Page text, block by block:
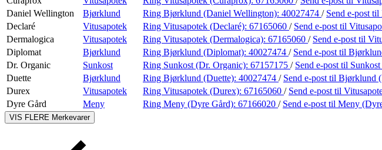
Daniel Wellington
Bjørklund Ring Bjørklund (Daniel Wellington): 40027474 / Send e-post til
Declaré
Vitusapotek Ring Vitusapotek (Declaré): 67165060 / Send e-post til
Dermalogica
Vitusapotek Ring Vitusapotek (Dermalogica): 67165060 / Send e-post til
Diplomat
Bjørklund Ring Bjørklund (Diplomat): 40027474 / Send e-post til
Dr. Organic
Sunkost Ring Sunkost (Dr. Organic): 67157175 / Send e-post til
Duette
Bjørklund Ring Bjørklund (Duette): 40027474 / Send e-post til Bjørklund
Durex
Vitusapotek Ring Vitusapotek (Durex): 67165060 / Send e-post til
Dyre Gård
Meny Ring Meny (Dyre Gård): 67166020 / Send e-post til Meny
VIS FLERE Merkevarer